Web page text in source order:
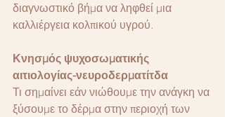
διαγνωστικό βήμα να ληφθεί μια
καλλιέργεια κολπικού υγρού.
Κνησμός ψυχοσωματικής
αιτιολογίας-νευροδερματίτδα
Τι σημαίνει εάν νιώθουμε την ανάγκη να
ξύσουμε το δέρμα στην περιοχή των